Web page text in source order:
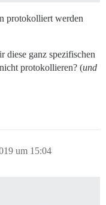
protokolliert werden
diese ganz spezifischen
nicht protokollieren? (und
um 15:04